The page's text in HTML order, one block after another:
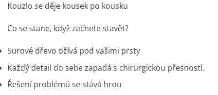
Kouzlo se děje kousek po kousku
Co se stane, když začnete stavět?
Surové dřevo ožívá pod vašimi prsty
Každý detail do sebe zapadá s chirurgickou přesností.
Řešení problémů se stává hrou